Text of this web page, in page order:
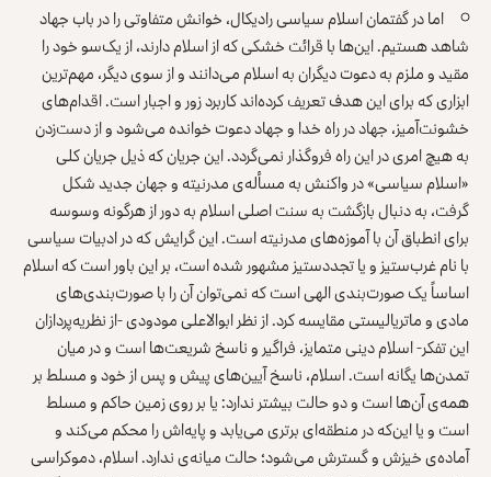
اما در گفتمان اسلام سیاسی رادیکال، خوانش متفاوتی را در باب جهاد
شاهد هستیم. این‌ها با قرائت خشکی که از اسلام دارند، از یک‌سو خود را
مقید و ملزم به دعوت دیگران به اسلام می‌دانند و از سوی دیگر، مهم‌ترین
ابزاری که برای این هدف تعریف کرده‌اند کاربرد زور و اجبار است. اقدام‌های
خشونت‌آمیز، جهاد در راه خدا و جهاد دعوت خوانده می‌شود و از دست‌زدن
به هیچ امری در این راه فروگذار نمی‌گردد. این جریان که ذیل جریان کلی
«اسلام سیاسی» در واکنش به مسأله‌ی مدرنیته و جهان جدید شکل
گرفت، به‌ دنبال بازگشت به سنت اصلی اسلام به دور از هرگونه وسوسه
برای انطباق آن با آموزه‌های مدرنیته است. این گرایش که در ادبیات سیاسی
با نام غرب‌ستیز و یا تجددستیز مشهور شده است، بر این باور است که اسلام
اساساً یک صورت‌بندی الهی است که نمی‌توان آن‌ را با صورت‌بندی‌های
مادی و ماتریالیستی مقایسه کرد. از نظر ابوالاعلی مودودی -از نظریه‌پردازان
این تفکر- اسلام دینی متمایز، فراگیر و ناسخ شریعت‌ها است و در میان
تمدن‌ها یگانه است. اسلام، ناسخ آیین‌های پیش و پس از خود و مسلط بر
همه‌ی آن‌ها است و دو حالت بیشتر ندارد: یا بر روی زمین حاکم و مسلط
است و یا این‌که در منطقه‌ای برتری می‌یابد و پایه‌اش را محکم می‌کند و
آماده‌ی خیزش و گسترش می‌شود؛ حالت میانه‌ی ندارد. اسلام، دموکراسی